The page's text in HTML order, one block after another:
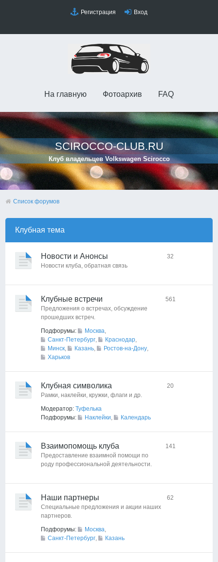
Регистрация Вход
На главную Фотоархив FAQ
SCIROCCO-CLUB.RU
Клуб владельцев Volkswagen Scirocco
Список форумов
Клубная тема
Новости и Анонсы
Новости клуба, обратная связь
32
Клубные встречи
Предложения о встречах, обсуждение
прошедших встреч.
Подфорумы:
Москва,
Санкт-Петербург, Краснодар,
Минск, Казань, Ростов-на-Дону,
Харьков
561
Клубная символика
Рамки, наклейки, кружки, флаги и др.
Модератор: Туфелька
Подфорумы:
Наклейки, Календарь
20
Взаимопомощь клуба
Предоставление взаимной помощи по
роду профессиональной деятельности.
141
Наши партнеры
Специальные предложения и акции наших
партнеров.
Подфорумы:
Москва,
Санкт-Петербург, Казань
62